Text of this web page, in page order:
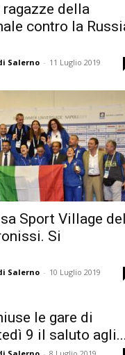
della
contro la
Salerno - 11 Luglio 2019
Sport Village del
Si
Salerno - 10 Luglio 2019
le gare di
9 il saluto agli...